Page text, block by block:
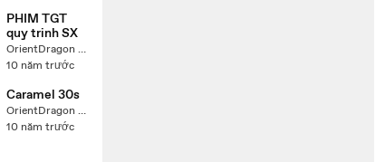
thiệu
PHIM TGT
quy trinh SX
OrientDragon Production
10 năm trước
Caramel 30s
OrientDragon Production
10 năm trước